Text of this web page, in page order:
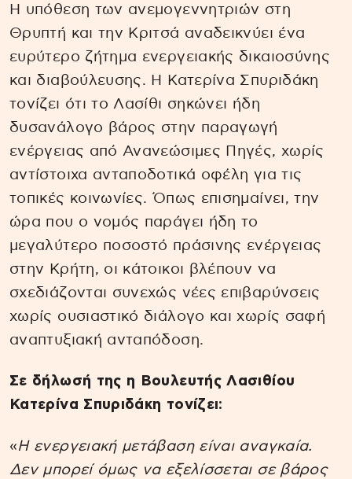
Η υπόθεση των ανεμογεννητριών στη
Θρυπτή και την Κριτσά αναδεικνύει ένα
ευρύτερο ζήτημα ενεργειακής δικαιοσύνης
και διαβούλευσης. Η Κατερίνα Σπυριδάκη
τονίζει ότι το Λασίθι σηκώνει ήδη
δυσανάλογο βάρος στην παραγωγή
ενέργειας από Ανανεώσιμες Πηγές, χωρίς
αντίστοιχα ανταποδοτικά οφέλη για τις
τοπικές κοινωνίες. Όπως επισημαίνει, την
ώρα που ο νομός παράγει ήδη το
μεγαλύτερο ποσοστό πράσινης ενέργειας
στην Κρήτη, οι κάτοικοι βλέπουν να
σχεδιάζονται συνεχώς νέες επιβαρύνσεις
χωρίς ουσιαστικό διάλογο και χωρίς σαφή
αναπτυξιακή ανταπόδοση.
Σε δήλωσή της η Βουλευτής Λασιθίου
Κατερίνα Σπυριδάκη τονίζει:
«Η ενεργειακή μετάβαση είναι αναγκαία.
Δεν μπορεί όμως να εξελίσσεται σε βάρος